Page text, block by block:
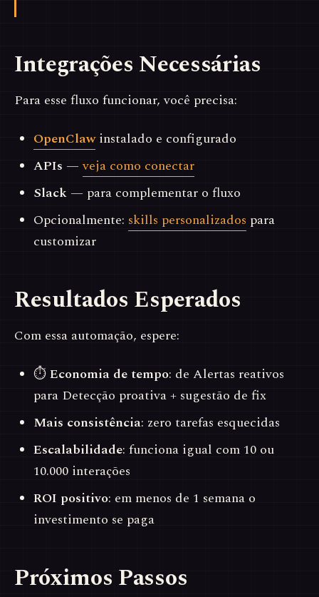
Integrações Necessárias
Para esse fluxo funcionar, você precisa:
OpenClawinstalado e configurado
APIs —veja como conectar
Slack — para complementar o fluxo
Opcionalmente: skills personalizados para
customizar
Resultados Esperados
Com essa automação, espere:
⏱Economia de tempo: de Alertas reativos
para Detecção proativa + sugestão de fix
Mais consistência: zero tarefas esquecidas
Escalabilidade: funciona igual com 10 ou
10.000 interações
ROI positivo: em menos de 1 semana o
investimento se paga
Próximos Passos